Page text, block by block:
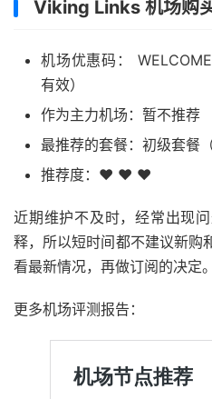
Viking Links 机场购
机场优惠码：
有效）
作为主力机场：暂不推荐
最推荐的套餐：初级套餐
推荐度：❤ ❤ ❤
近期维护不及时，经常出现
释，所以短时间都不建议新购
看最新情况，再做订阅的决定。
更多机场评测报告：